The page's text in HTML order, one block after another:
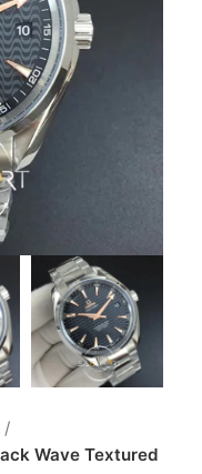
Wave Textured